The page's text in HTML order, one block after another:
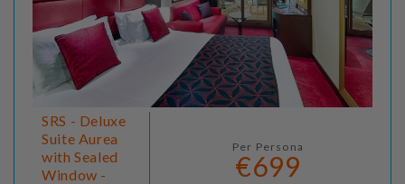
SRS - Deluxe
Suite Aurea
with Sealed
Window -
Per Persona
€699